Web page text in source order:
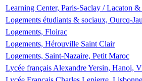
Learning Center, Paris-Saclay / Lacaton
Logements étudiants & sociaux, Ourcq-
Logements, Floirac
Logements, Hérouville Saint Clair
Logements, Saint-Nazaire, Petit Maroc
Lycée français Alexandre Yersin, Hanoi,